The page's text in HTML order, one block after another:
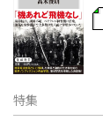
特集